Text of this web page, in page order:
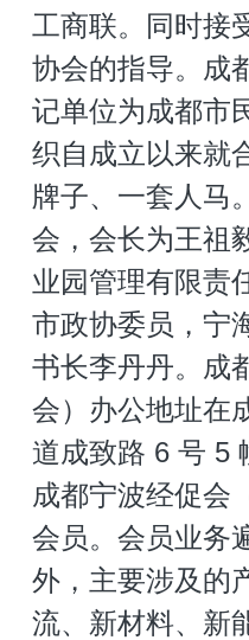
工商联。同时接
协会的指导。成
记单位为成都市
织自成立以来就
牌子、一套人马
会，会长为王祖
业园管理有限责
市政协委员，宁
书长李丹丹。成
会）办公地址在
道成致路 6 号 5
成都宁波经促会
会员。会员业务
外，主要涉及的
流、新材料、新